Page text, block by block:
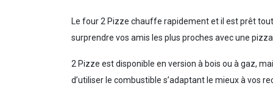
Le four 2 Pizze chauffe rapidement et il est prêt
surprendre vos amis les plus proches avec une
2 Pizze est disponible en version à bois ou à gaz,
d’utiliser le combustible s’adaptant le mieux à vos